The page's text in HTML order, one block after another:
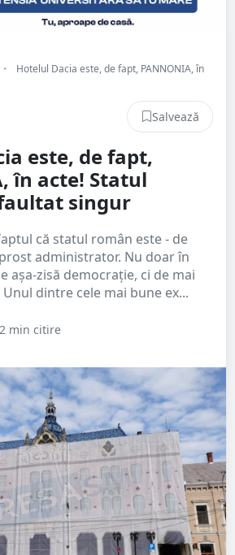
•
Hotelul Dacia este, de fapt, PANNONIA, în
Salvează
este, de fapt,
în acte! Statul
singur
că statul român este - de
administrator. Nu doar în
așa-zisă democrație, ci de mai
dintre cele mai bune ex...
2 min citire